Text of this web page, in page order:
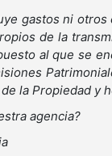
gastos ni
de la
al que se
la Propiedad y
agencia?